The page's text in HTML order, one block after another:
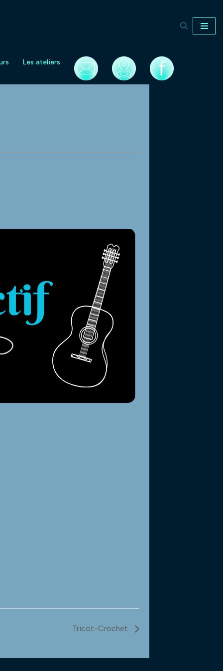
Les ateliers
Tricot-Crochet